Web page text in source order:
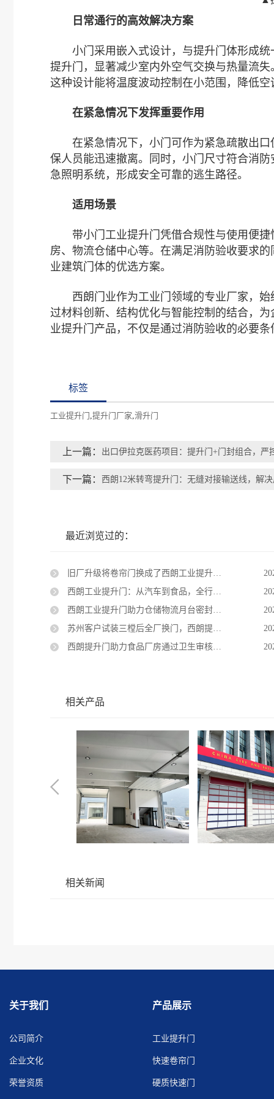
日常通行的高效解决方案
小门采用嵌入式设计，与提升门体形成统
提升门，显著减少室内外空气交换与热量流
这种设计能将温度波动控制在小范围，降低空
在紧急情况下发挥重要作用
在紧急情况下，小门可作为紧急疏散出口
保人员能迅速撤离。同时，小门尺寸符合消
急照明系统，形成安全可靠的逃生路径。
适用场景
带小门工业提升门凭借合规性与使用便捷
房、物流仓储中心等。在满足消防验收要求
业建筑门体的优选方案。
西朗门业作为工业门领域的专业厂家，始
过材料创新、结构优化与智能控制的结合，
业提升门产品，不仅是通过消防验收的必要
标签
工业提升门 提升门厂家 滑升门
上一篇： 出口伊拉克医药项目：提升门+门封组合，严
下一篇： 西朗12米转弯提升门：无缝对接输送线，解
最近浏览过的：
旧厂升级将卷帘门换成了西朗工业提升门：密封保温，抗风美观
西朗工业提升门：从汽车到食品，全行业工厂都在用的厂房大门
西朗工业提升门助力仓储物流月台密封保温，装卸货效率提升20%
苏州客户试装三樘后全厂换门，西朗提升门外形美观品质好
西朗提升门助力食品厂房通过卫生审核，气密与保温双重保障
相关产品
相关新闻
关于我们
公司简介
企业文化
荣誉资质
产品展示
工业提升门
快速卷帘门
硬质快速门